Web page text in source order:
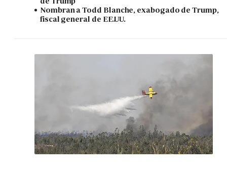
Nombran a Todd Blanche, exabogado de Trump,
fiscal general de EE.UU.